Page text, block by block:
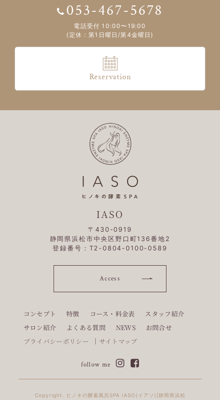
053-467-5678
電話受付 10:00〜19:00
(定休：第1日曜日/第4金曜日)
Reservation
IASO
〒430-0919
静岡県浜松市中央区野口町136番地2
登録番号：T2-0804-0100-0589
Access
コンセプト 特徴 コース・料金表
スタッフ紹介
サロン紹介
よくある質問 NEWS
お問合せ
プライバシーポリシー
サイトマップ
follow me
Copyright. ヒノキの酵素風呂SPA IASO(イアソ)|静岡県浜松